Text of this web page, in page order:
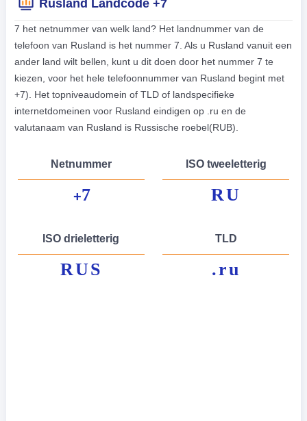
Rusland Landcode +7
7 het netnummer van welk land? Het landnummer van de
telefoon van Rusland is het nummer 7. Als u Rusland vanuit een
ander land wilt bellen, kunt u dit doen door het nummer 7 te
kiezen, voor het hele telefoonnummer van Rusland begint met
+7). Het topniveaudomein of TLD of landspecifieke
internetdomeinen voor Rusland eindigen op .ru en de
valutanaam van Rusland is Russische roebel(RUB).
Netnummer
+7
ISO tweeletterig
RU
ISO drieletterig
RUS
TLD
.ru